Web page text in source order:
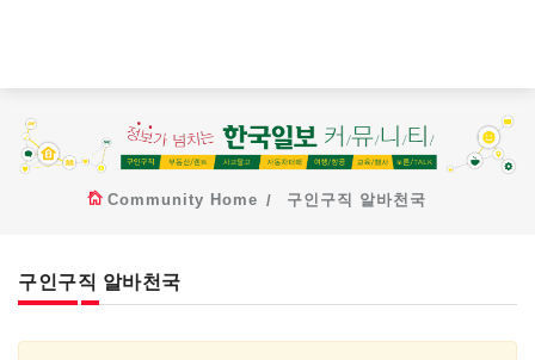
Community Home 구인구직 알바천국
구인구직 알바천국